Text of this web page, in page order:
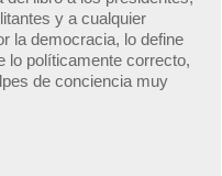
y a cualquier
la democracia, lo define
lo políticamente correcto,
de conciencia muy